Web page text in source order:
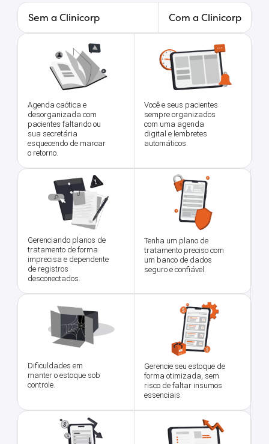
Sem a Clinicorp Com a Clinicorp
Agenda caótica e
desorganizada com
pacientes faltando ou
sua secretária
esquecendo de marcar
o retorno.
Você e seus pacientes
sempre organizados
com uma agenda
digital e lembretes
automáticos.
Gerenciando planos de
tratamento de forma
imprecisa e dependente
de registros
desconectados.
Tenha um plano de
tratamento preciso com
um banco de dados
seguro e confiável.
Dificuldades em
manter o estoque sob
controle.
Gerencie seu estoque de
forma otimizada, sem
risco de faltar insumos
essenciais.